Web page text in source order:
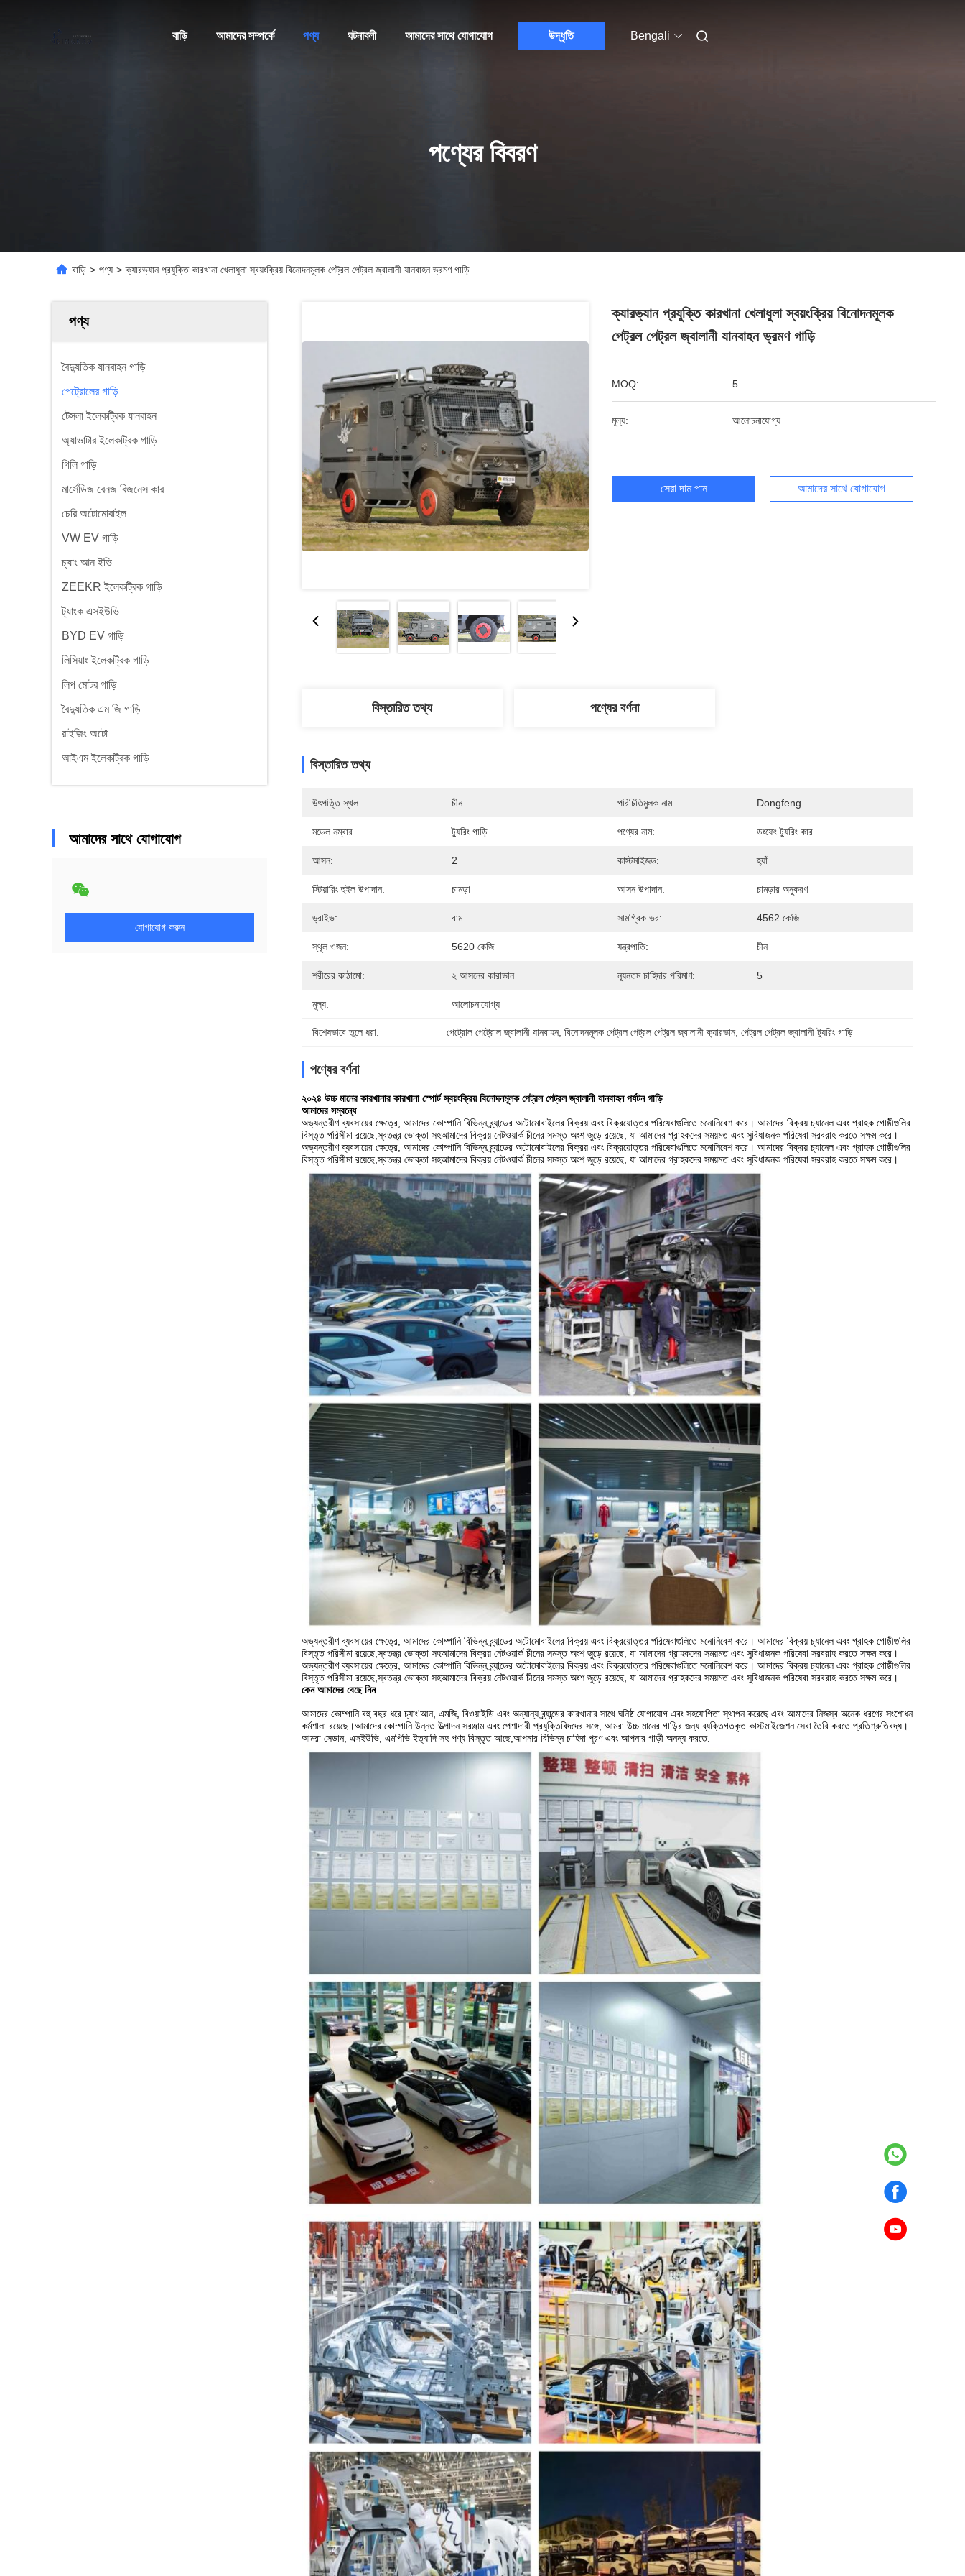
বাড়ি আমাদের সম্পর্কে পণ্য ঘটনাবলী আমাদের সাথে যোগাযোগ উদ্ধৃতি Bengali
পণ্যের বিবরণ
বাড়ি > পণ্য > ক্যারভ্যান প্রযুক্তি কারখানা খেলাধুলা স্বয়ংক্রিয় বিনোদনমূলক পেট্রল পেট্রল জ্বালানী যানবাহন ভ্রমণ গাড়ি
পণ্য
বৈদ্যুতিক যানবাহন গাড়ি
পেট্রোলের গাড়ি
টেসলা ইলেকট্রিক যানবাহন
অ্যাভাটার ইলেকট্রিক গাড়ি
গিলি গাড়ি
মার্সেডিজ বেনজ বিজনেস কার
চেরি অটোমোবাইল
VW EV গাড়ি
চ্যাং আন ইভি
ZEEKR ইলেকট্রিক গাড়ি
ট্যাংক এসইউভি
BYD EV গাড়ি
লিসিয়াং ইলেকট্রিক গাড়ি
লিপ মোটর গাড়ি
বৈদ্যুতিক এম জি গাড়ি
রাইজিং অটো
আইএম ইলেকট্রিক গাড়ি
আমাদের সাথে যোগাযোগ
যোগাযোগ করুন
ক্যারভ্যান প্রযুক্তি কারখানা খেলাধুলা স্বয়ংক্রিয় বিনোদনমূলক
পেট্রল পেট্রল জ্বালানী যানবাহন ভ্রমণ গাড়ি
MOQ: 5
মূল্য: আলোচনাযোগ্য
সেরা দাম পান আমাদের সাথে যোগাযোগ
বিস্তারিত তথ্য পণ্যের বর্ণনা
বিস্তারিত তথ্য
উৎপত্তি স্থল চীন পরিচিতিমুলক নাম Dongfeng
মডেল নম্বার ট্যুরিং গাড়ি পণ্যের নাম: ডংফেং ট্যুরিং কার
আসন: 2 কাস্টমাইজড: হ্যাঁ
স্টিয়ারিং হুইল উপাদান: চামড়া আসন উপাদান: চামড়ার অনুকরণ
ড্রাইভ: বাম সামগ্রিক ভর: 4562 কেজি
স্থূল ওজন: 5620 কেজি যন্ত্রপাতি: চীন
শরীরের কাঠামো: ২ আসনের কারাভান ন্যূনতম চাহিদার পরিমাণ: 5
মূল্য: আলোচনাযোগ্য
বিশেষভাবে তুলে ধরা: পেট্রোল পেট্রোল জ্বালানী যানবাহন, বিনোদনমূলক পেট্রল পেট্রল পেট্রল জ্বালানী ক্যারভান, পেট্রল পেট্রল জ্বালানী ট্যুরিং গাড়ি
পণ্যের বর্ণনা
২০২৪ উচ্চ মানের কারখানার কারখানা স্পোর্ট স্বয়ংক্রিয় বিনোদনমূলক পেট্রল পেট্রল জ্বালানী যানবাহন পর্যটন গাড়ি
আমাদের সম্বন্ধে
অভ্যন্তরীণ ব্যবসায়ের ক্ষেত্রে, আমাদের কোম্পানি বিভিন্ন ব্র্যান্ডের অটোমোবাইলের বিক্রয় এবং বিক্রয়োত্তর পরিষেবাগুলিতে মনোনিবেশ করে। আমাদের বিক্রয় চ্যানেল এবং গ্রাহক গোষ্ঠীগুলির
বিস্তৃত পরিসীমা রয়েছে,স্বতন্ত্র ভোক্তা সহআমাদের বিক্রয় নেটওয়ার্ক চীনের সমস্ত অংশ জুড়ে রয়েছে, যা আমাদের গ্রাহকদের সময়মত এবং সুবিধাজনক পরিষেবা সরবরাহ করতে সক্ষম করে।
অভ্যন্তরীণ ব্যবসায়ের ক্ষেত্রে, আমাদের কোম্পানি বিভিন্ন ব্র্যান্ডের অটোমোবাইলের বিক্রয় এবং বিক্রয়োত্তর পরিষেবাগুলিতে মনোনিবেশ করে। আমাদের বিক্রয় চ্যানেল এবং গ্রাহক গোষ্ঠীগুলির
বিস্তৃত পরিসীমা রয়েছে,স্বতন্ত্র ভোক্তা সহআমাদের বিক্রয় নেটওয়ার্ক চীনের সমস্ত অংশ জুড়ে রয়েছে, যা আমাদের গ্রাহকদের সময়মত এবং সুবিধাজনক পরিষেবা সরবরাহ করতে সক্ষম করে।
অভ্যন্তরীণ ব্যবসায়ের ক্ষেত্রে, আমাদের কোম্পানি বিভিন্ন ব্র্যান্ডের অটোমোবাইলের বিক্রয় এবং বিক্রয়োত্তর পরিষেবাগুলিতে মনোনিবেশ করে। আমাদের বিক্রয় চ্যানেল এবং গ্রাহক গোষ্ঠীগুলির
বিস্তৃত পরিসীমা রয়েছে,স্বতন্ত্র ভোক্তা সহআমাদের বিক্রয় নেটওয়ার্ক চীনের সমস্ত অংশ জুড়ে রয়েছে, যা আমাদের গ্রাহকদের সময়মত এবং সুবিধাজনক পরিষেবা সরবরাহ করতে সক্ষম করে।
অভ্যন্তরীণ ব্যবসায়ের ক্ষেত্রে, আমাদের কোম্পানি বিভিন্ন ব্র্যান্ডের অটোমোবাইলের বিক্রয় এবং বিক্রয়োত্তর পরিষেবাগুলিতে মনোনিবেশ করে। আমাদের বিক্রয় চ্যানেল এবং গ্রাহক গোষ্ঠীগুলির
বিস্তৃত পরিসীমা রয়েছে,স্বতন্ত্র ভোক্তা সহআমাদের বিক্রয় নেটওয়ার্ক চীনের সমস্ত অংশ জুড়ে রয়েছে, যা আমাদের গ্রাহকদের সময়মত এবং সুবিধাজনক পরিষেবা সরবরাহ করতে সক্ষম করে।
কেন আমাদের বেছে নিন
আমাদের কোম্পানি বহু বছর ধরে চ্যাং'আন, এমজি, বিওয়াইডি এবং অন্যান্য ব্র্যান্ডের কারখানার সাথে ঘনিষ্ঠ যোগাযোগ এবং সহযোগিতা স্থাপন করেছে এবং আমাদের নিজস্ব অনেক ধরণের সংশোধন
কর্মশালা রয়েছে।আমাদের কোম্পানি উন্নত উত্পাদন সরঞ্জাম এবং পেশাদারী প্রযুক্তিবিদদের সঙ্গে, আমরা উচ্চ মানের গাড়ির জন্য ব্যক্তিগতকৃত কাস্টমাইজেশন সেবা তৈরি করতে প্রতিশ্রুতিবদ্ধ।
আমরা সেডান, এসইউভি, এমপিভি ইত্যাদি সহ পণ্য বিস্তৃত আছে,আপনার বিভিন্ন চাহিদা পূরণ এবং আপনার গাড়ী অনন্য করতে.